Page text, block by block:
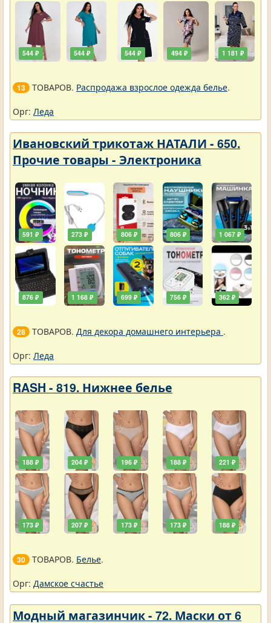
544 ₽ 544 ₽ 544 ₽ 494 ₽ 1 181 ₽
13 ТОВАРОВ. Распродажа взрослое одежда белье.
Орг: Леда
Ивановский трикотаж НАТАЛИ - 650.
Прочие товары - Электроника
591 ₽
876 ₽
273 ₽
1 168 ₽
806 ₽
699 ₽
806 ₽
756 ₽
1 067 ₽
362 ₽
28 ТОВАРОВ. Для декора домашнего интерьера .
Орг: Леда
RASH - 819. Нижнее белье
188 ₽
173 ₽
204 ₽
207 ₽
196 ₽
173 ₽
188 ₽
173 ₽
221 ₽
188 ₽
30 ТОВАРОВ. Белье.
Орг: Дамское счастье
Модный магазинчик - 72. Маски от 6